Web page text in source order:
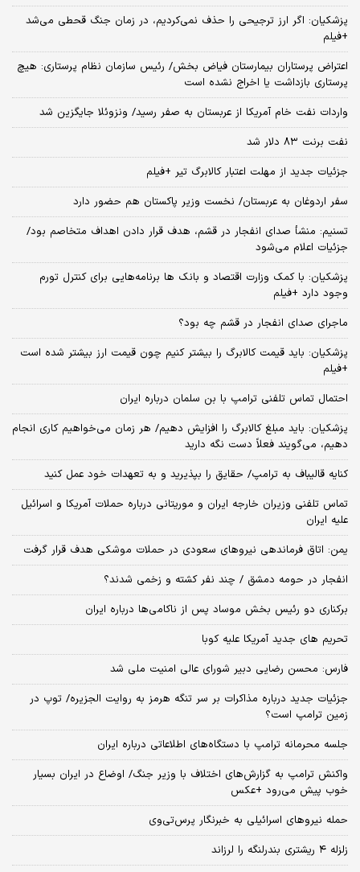
پزشکیان: اگر ارز ترجیحی را حذف نمی‌کردیم، در زمان جنگ قحطی می‌شد
+فیلم
اعتراض پرستاران بیمارستان فیاض بخش/ رئیس سازمان نظام پرستاری: هیچ
پرستاری بازداشت یا اخراج نشده است
واردات نفت خام آمریکا از عربستان به صفر رسید/ ونزوئلا جایگزین شد
نفت برنت ۸۳ دلار شد
جزئیات جدید از مهلت اعتبار کالابرگ تیر +فیلم
سفر اردوغان به عربستان/ نخست وزیر پاکستان هم حضور دارد
تسنیم: منشأ صدای انفجار در قشم، هدف قرار دادن اهداف متخاصم بود/
جزئیات اعلام می‌شود
پزشکیان: با کمک وزارت اقتصاد و بانک ها برنامه‌هایی برای کنترل تورم
وجود دارد +فیلم
ماجرای صدای انفجار در قشم چه بود؟
پزشکیان: باید قیمت کالابرگ را بیشتر کنیم چون قیمت ارز بیشتر شده است
+فیلم
احتمال تماس تلفنی ترامپ با بن سلمان درباره ایران
پزشکیان: باید مبلغ کالابرگ را افزایش دهیم/ هر زمان می‌خواهیم کاری انجام
دهیم، می‌گویند فعلاً دست نگه دارید
کنایه قالیباف به ترامپ/ حقایق را بپذیرید و به تعهدات خود عمل کنید
تماس تلفنی وزیران خارجه ایران و موریتانی درباره حملات آمریکا و اسرائیل
علیه ایران
یمن: اتاق فرماندهی نیروهای سعودی در حملات موشکی هدف قرار گرفت
انفجار در حومه دمشق / چند نفر کشته و زخمی شدند؟
برکناری دو رئیس بخش موساد پس از ناکامی‌ها درباره ایران
تحریم های جدید آمریکا علیه کوبا
فارس: محسن رضایی دبیر شورای عالی امنیت ملی شد
جزئیات جدید درباره مذاکرات بر سر تنگه هرمز به روایت الجزیره/ توپ در
زمین ترامپ است؟
جلسه محرمانه ترامپ با دستگاه‌های اطلاعاتی درباره ایران
واکنش ترامپ به گزارش‌های اختلاف با وزیر جنگ/ اوضاع در ایران بسیار
خوب پیش می‌رود +عکس
حمله نیروهای اسرائیلی به خبرنگار پرس‌تی‌وی
زلزله ۴ ریشتری بندرلنگه را لرزاند